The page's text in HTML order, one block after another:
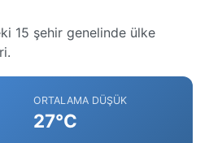
15 şehir genelinde ülke
ORTALAMA DÜŞÜK
27°C